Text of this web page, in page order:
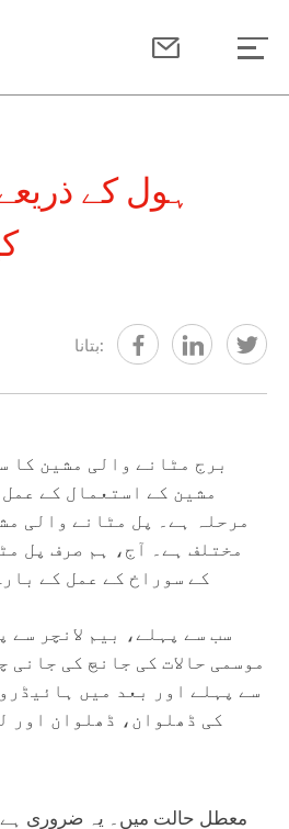
ہول کے
بتانا:
برج مٹانے والی مشین کا
مشین کے استعمال کے
مرحلہ ہے۔ پل مٹانے والی
مختلف ہے۔ آج، ہم صرف پل
کے سوراخ کے عمل کے
سب سے پہلے، بیم لانچر سے
موسمی حالات کی جانچ کی جانی
سے پہلے اور بعد میں
کی ڈھلوان، ڈھلوان اور
معطل حالت میں۔ یہ ضروری ہے